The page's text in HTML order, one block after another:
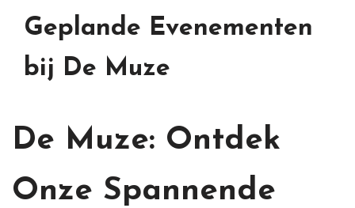
Geplande Evenementen
bij De Muze
De Muze: Ontdek
Onze Spannende